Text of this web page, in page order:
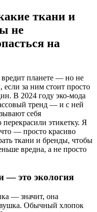
ткани и
не
на
планете — но не
если за ним стоит просто
В 2024 году эко-мода
тренд — и с ней
себя
этикетку. Я
что — просто красиво
ткани и бренды, чтобы
вредна, а не просто
— это экология
— значит, она
Обычный хлопок